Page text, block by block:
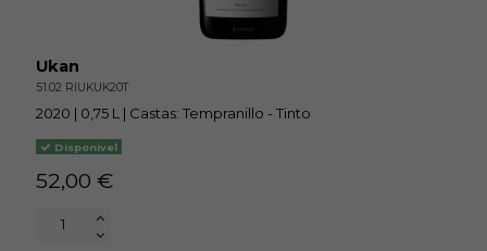
Ukan
51.02 RIUKUK20T
2020 | 0,75 L | Castas: Tempranillo - Tinto
Disponivel
52,00 €